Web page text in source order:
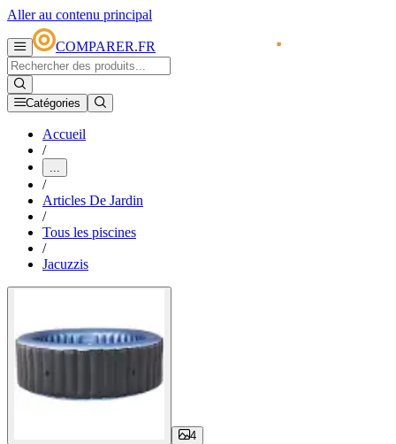
Aller au contenu principal
COMPARER.FR
Catégories
Accueil
/
...
/
Articles De Jardin
/
Tous les piscines
/
Jacuzzis
4